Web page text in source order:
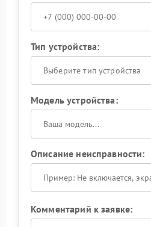
Тип устройства:
Выберите тип устройства
Модель устройства:
Описание неисправности:
Комментарий к заявке: